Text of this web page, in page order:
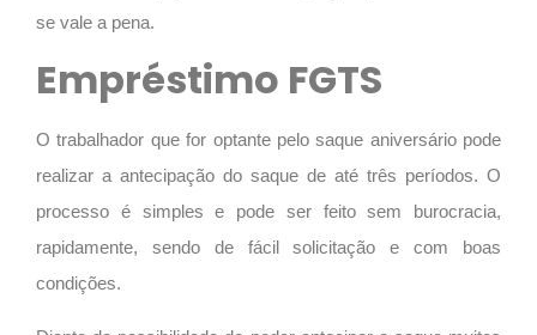
se vale a pena.
Empréstimo FGTS
O trabalhador que for optante pelo saque aniversário pode
realizar a antecipação do saque de até três períodos. O
processo é simples e pode ser feito sem burocracia,
rapidamente, sendo de fácil solicitação e com boas
condições.